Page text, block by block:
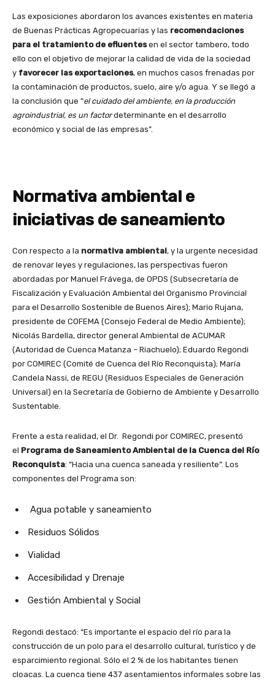
Las exposiciones abordaron los avances existentes en materia
de Buenas Prácticas Agropecuarias y las recomendaciones
para el tratamiento de efluentesen el sector tambero, todo
ello con el objetivo de mejorar la calidad de vida de la sociedad
y favorecer las exportaciones, en muchos casos frenadas por
la contaminación de productos, suelo, aire y/o agua. Y se llegó a
la conclusión que “el cuidado del ambiente, en la producción
agroindustrial, es un factordeterminante en el desarrollo
económico y social de las empresas”.
Normativa ambiental e
iniciativas de saneamiento
Con respecto a la normativa ambiental, y la urgente necesidad
de renovar leyes y regulaciones, las perspectivas fueron
abordadas por Manuel Frávega, de OPDS (Subsecretaría de
Fiscalización y Evaluación Ambiental del Organismo Provincial
para el Desarrollo Sostenible de Buenos Aires); Mario Rujana,
presidente de COFEMA (Consejo Federal de Medio Ambiente);
Nicolás Bardella, director general Ambiental de ACUMAR
(Autoridad de Cuenca Matanza – Riachuelo); Eduardo Regondi
por COMIREC (Comité de Cuenca del Río Reconquista); María
Candela Nassi, de REGU (Residuos Especiales de Generación
Universal) en la Secretaría de Gobierno de Ambiente y Desarrollo
Sustentable.
Frente a esta realidad, el Dr. Regondi por COMIREC, presentó
el Programa de Saneamiento Ambiental de la Cuenca del Río
Reconquista: “Hacia una cuenca saneada y resiliente”. Los
componentes del Programa son:
Agua potable y saneamiento
Residuos Sólidos
Vialidad
Accesibilidad y Drenaje
Gestión Ambiental y Social
Regondi destacó: “Es importante el espacio del río para la
construcción de un polo para el desarrollo cultural, turístico y de
esparcimiento regional. Sólo el 2 % de los habitantes tienen
cloacas. La cuenca tiene 437 asentamientos informales sobre las